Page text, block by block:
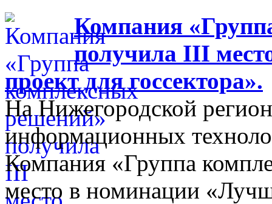
Компания
получила III
проект для госсектора».
На Нижегородской
информационных
Компания «Группа
место в номинации